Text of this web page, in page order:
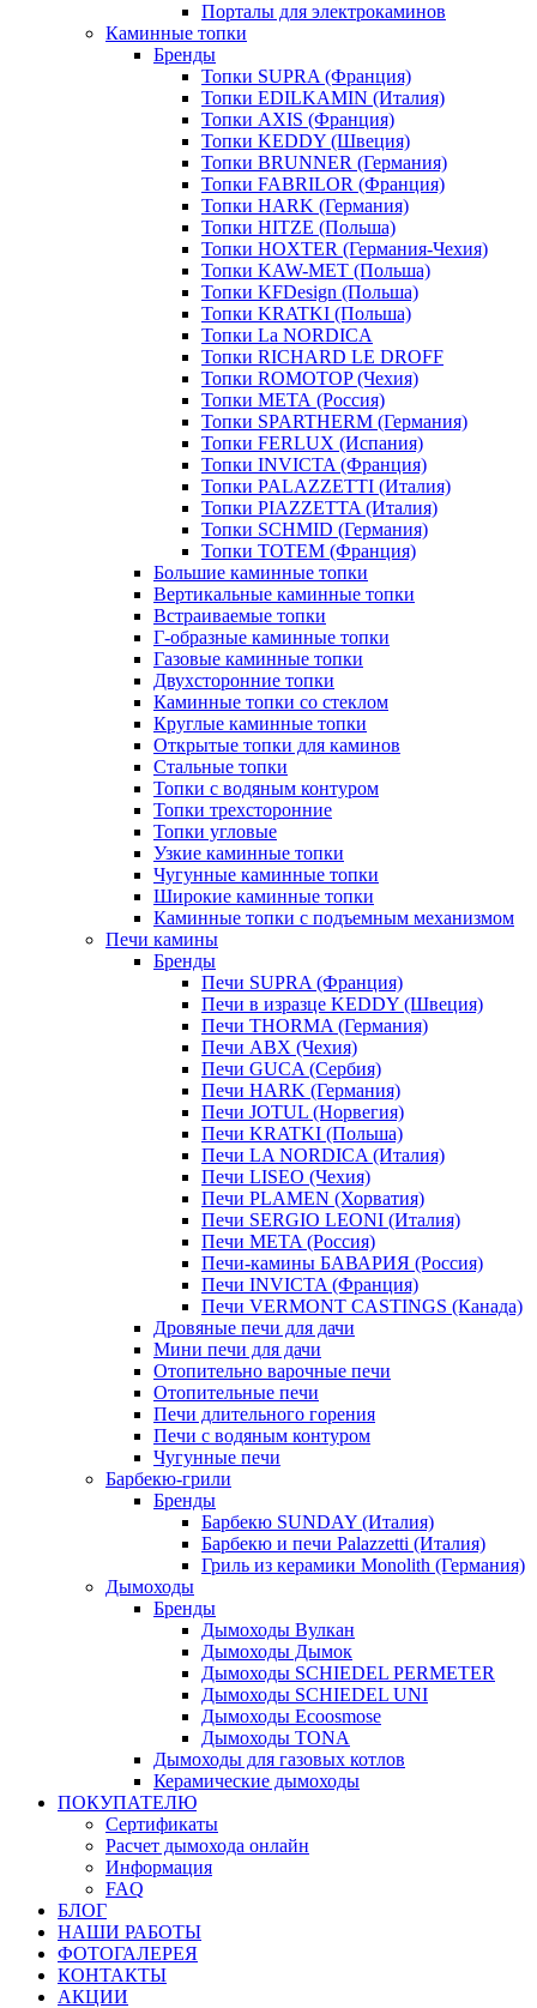
Порталы для электрокаминов
Каминные топки
Бренды
Топки SUPRA (Франция)
Топки EDILKAMIN (Италия)
Топки AXIS (Франция)
Топки KEDDY (Швеция)
Топки BRUNNER (Германия)
Топки FABRILOR (Франция)
Топки HARK (Германия)
Топки HITZE (Польша)
Топки HOXTER (Германия-Чехия)
Топки KAW-MET (Польша)
Топки KFDesign (Польша)
Топки KRATKI (Польша)
Топки La NORDICA
Топки RICHARD LE DROFF
Топки ROMOTOP (Чехия)
Топки МЕТА (Россия)
Топки SPARTHERM (Германия)
Топки FERLUX (Испания)
Топки INVICTA (Франция)
Топки PALAZZETTI (Италия)
Топки PIAZZETTA (Италия)
Топки SCHMID (Германия)
Топки TOTEM (Франция)
Большие каминные топки
Вертикальные каминные топки
Встраиваемые топки
Г-образные каминные топки
Газовые каминные топки
Двухсторонние топки
Каминные топки со стеклом
Круглые каминные топки
Открытые топки для каминов
Стальные топки
Топки с водяным контуром
Топки трехсторонние
Топки угловые
Узкие каминные топки
Чугунные каминные топки
Широкие каминные топки
Каминные топки с подъемным механизмом
Печи камины
Бренды
Печи SUPRA (Франция)
Печи в изразце KEDDY (Швеция)
Печи THORMA (Германия)
Печи ABX (Чехия)
Печи GUCA (Сербия)
Печи HARK (Германия)
Печи JOTUL (Норвегия)
Печи KRATKI (Польша)
Печи LA NORDICA (Италия)
Печи LISEO (Чехия)
Печи PLAMEN (Хорватия)
Печи SERGIO LEONI (Италия)
Печи META (Россия)
Печи-камины БАВАРИЯ (Россия)
Печи INVICTA (Франция)
Печи VERMONT CASTINGS (Канада)
Дровяные печи для дачи
Мини печи для дачи
Отопительно варочные печи
Отопительные печи
Печи длительного горения
Печи с водяным контуром
Чугунные печи
Барбекю-грили
Бренды
Барбекю SUNDAY (Италия)
Барбекю и печи Palazzetti (Италия)
Гриль из керамики Monolith (Германия)
Дымоходы
Бренды
Дымоходы Вулкан
Дымоходы Дымок
Дымоходы SCHIEDEL PERMETER
Дымоходы SCHIEDEL UNI
Дымоходы Ecoosmose
Дымоходы TONA
Дымоходы для газовых котлов
Керамические дымоходы
ПОКУПАТЕЛЮ
Сертификаты
Расчет дымохода онлайн
Информация
FAQ
БЛОГ
НАШИ РАБОТЫ
ФОТОГАЛЕРЕЯ
КОНТАКТЫ
АКЦИИ